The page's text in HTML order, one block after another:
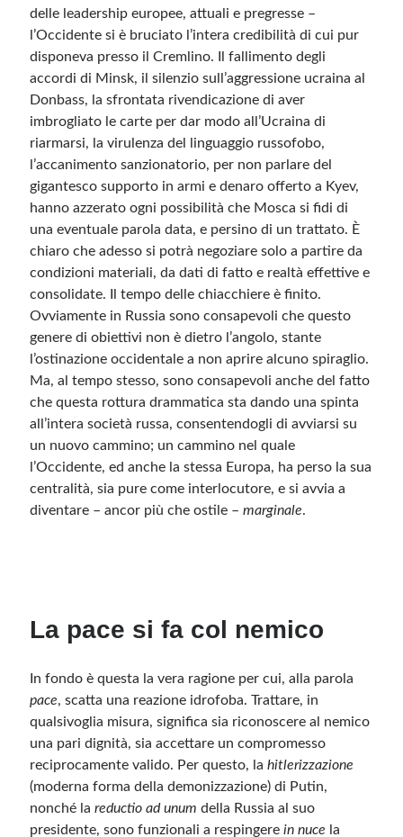
delle leadership europee, attuali e pregresse –
l’Occidente si è bruciato l’intera credibilità di cui pur
disponeva presso il Cremlino. Il fallimento degli
accordi di Minsk, il silenzio sull’aggressione ucraina al
Donbass, la sfrontata rivendicazione di aver
imbrogliato le carte per dar modo all’Ucraina di
riarmarsi, la virulenza del linguaggio russofobo,
l’accanimento sanzionatorio, per non parlare del
gigantesco supporto in armi e denaro offerto a Kyev,
hanno azzerato ogni possibilità che Mosca si fidi di
una eventuale parola data, e persino di un trattato. È
chiaro che adesso si potrà negoziare solo a partire da
condizioni materiali, da dati di fatto e realtà effettive e
consolidate. Il tempo delle chiacchiere è finito.
Ovviamente in Russia sono consapevoli che questo
genere di obiettivi non è dietro l’angolo, stante
l’ostinazione occidentale a non aprire alcuno spiraglio.
Ma, al tempo stesso, sono consapevoli anche del fatto
che questa rottura drammatica sta dando una spinta
all’intera società russa, consentendogli di avviarsi su
un nuovo cammino; un cammino nel quale
l’Occidente, ed anche la stessa Europa, ha perso la sua
centralità, sia pure come interlocutore, e si avvia a
diventare – ancor più che ostile –marginale.
La pace si fa col nemico
In fondo è questa la vera ragione per cui, alla parola
pace, scatta una reazione idrofoba. Trattare, in
qualsivoglia misura, significa sia riconoscere al nemico
una pari dignità, sia accettare un compromesso
reciprocamente valido. Per questo, lahitlerizzazione
(moderna forma della demonizzazione) di Putin,
nonché lareductio ad unum della Russia al suo
presidente, sono funzionali a respingerein nuce la